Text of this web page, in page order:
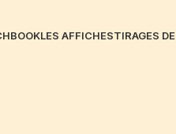
LES AFFICHESTIRAGES